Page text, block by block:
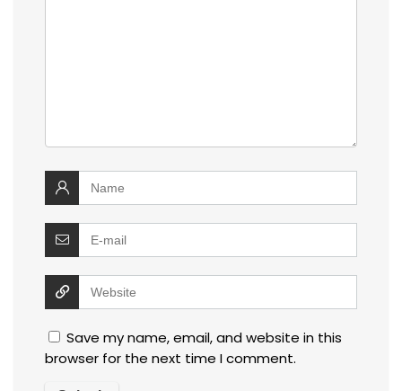
Save my name, email, and website in this
browser for the next time I comment.